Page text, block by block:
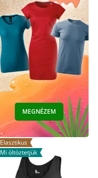
MEGNÉZEM
Elasztikus
Mi öltöztetjük